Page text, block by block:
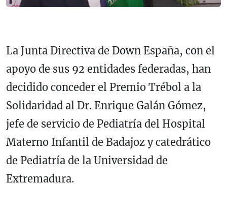
La Junta Directiva de Down España, con el
apoyo de sus 92 entidades federadas, han
decidido conceder el Premio Trébol a la
Solidaridad al Dr. Enrique Galán Gómez,
jefe de servicio de Pediatría del Hospital
Materno Infantil de Badajoz y catedrático
de Pediatría de la Universidad de
Extremadura.